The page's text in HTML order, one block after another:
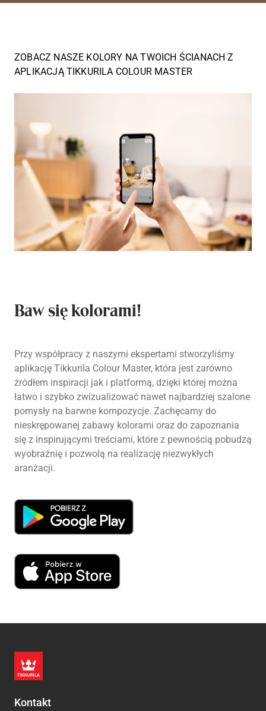
ZOBACZ NASZE KOLORY NA TWOICH ŚCIANACH Z
APLIKACJĄ TIKKURILA COLOUR MASTER
Baw się kolorami!
Przy współpracy z naszymi ekspertami stworzyliśmy
aplikację Tikkurila Colour Master, która jest zarówno
źródłem inspiracji jak i platformą, dzięki której można
łatwo i szybko zwizualizować nawet najbardziej szalone
pomysły na barwne kompozycje. Zachęcamy do
nieskrępowanej zabawy kolorami oraz do zapoznania
się z inspirującymi treściami, które z pewnością pobudzą
wyobraźnię i pozwolą na realizację niezwykłych
aranżacji.
Kontakt